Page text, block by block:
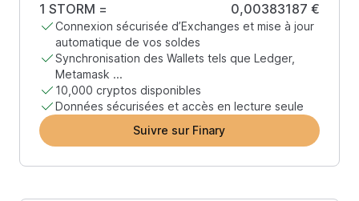
1 STORM = 0,00383187 €
Connexion sécurisée d’Exchanges et mise à jour
automatique de vos soldes
Synchronisation des Wallets tels que Ledger,
Metamask ...
10,000 cryptos disponibles
Données sécurisées et accès en lecture seule
Suivre sur Finary